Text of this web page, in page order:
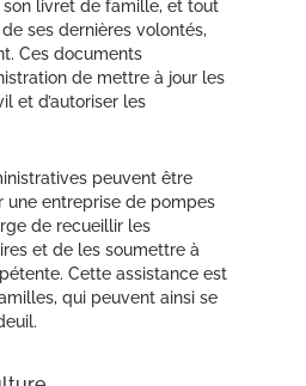
son livret de famille, et tout
ses dernières volontés,
Ces documents
de mettre à jour les
et d’autoriser les
peuvent être
une entreprise de pompes
de recueillir les
et de les soumettre à
Cette assistance est
qui peuvent ainsi se